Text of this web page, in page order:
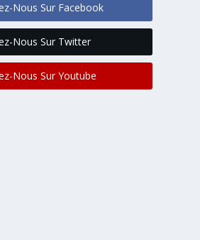
Nous Sur Facebook
Nous Sur Twitter
Nous Sur Youtube